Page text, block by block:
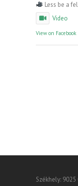
Less be a
Video
View on Facebook
Székhely: